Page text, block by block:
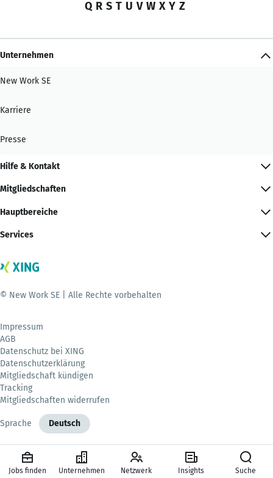
Q R S T U V W X Y Z
Unternehmen
New Work SE
Karriere
Presse
Hilfe & Kontakt
Mitgliedschaften
Hauptbereiche
Services
© New Work SE | Alle Rechte vorbehalten
Impressum
AGB
Datenschutz bei XING
Datenschutzerklärung
Mitgliedschaft kündigen
Tracking
Mitgliedschaften widerrufen
Sprache Deutsch
Jobs finden Unternehmen Netzwerk Insights Suche